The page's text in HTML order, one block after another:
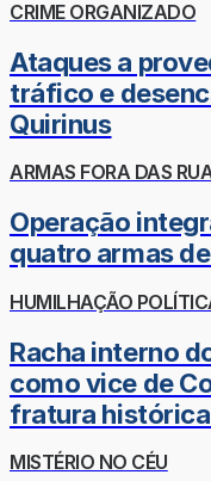
CRIME ORGANIZADO
Ataques a
tráfico e
Quirinus
ARMAS FORA DAS
Operação
quatro armas
HUMILHAÇÃO
Racha interno
como vice de
fratura
MISTÉRIO NO CÉU